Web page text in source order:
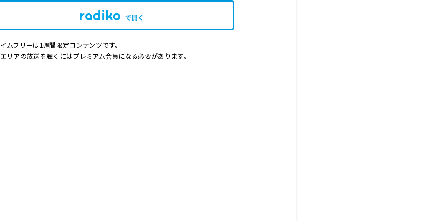
で開く
ムフリーは1週間限定コンテンツです。
リアの放送を聴くにはプレミアム会員になる必要があります。